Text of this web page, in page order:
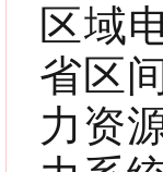
区域
省区
力资